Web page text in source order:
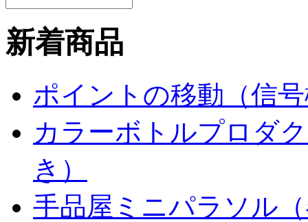
新着商品
ポイントの移動（信
カラーボトルプロダ
き）
手品屋ミニパラソル